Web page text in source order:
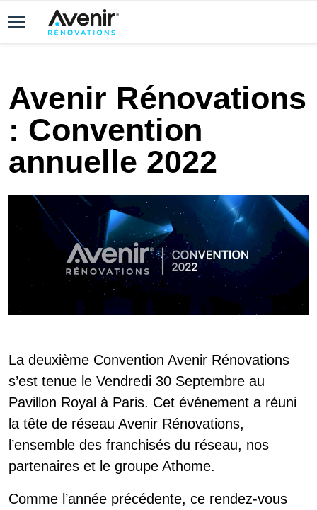
Avenir Rénovations
: Convention
annuelle 2022
La deuxième Convention Avenir Rénovations
s’est tenue le Vendredi 30 Septembre au
Pavillon Royal à Paris. Cet événement a réuni
la tête de réseau Avenir Rénovations,
l’ensemble des franchisés du réseau, nos
partenaires et le groupe Athome.
Comme l’année précédente, ce rendez-vous